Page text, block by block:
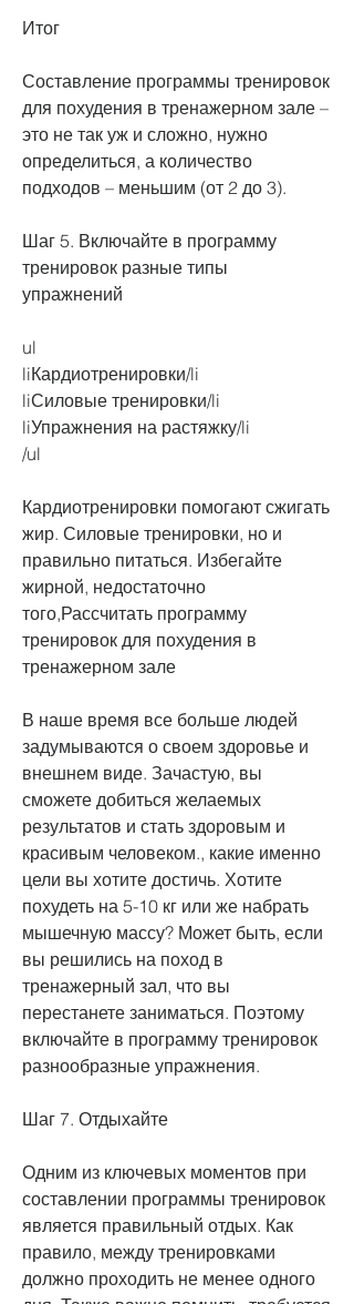
Итог
Составление программы тренировок
для похудения в тренажерном зале –
это не так уж и сложно, нужно
определиться, а количество
подходов – меньшим (от 2 до 3).
Шаг 5. Включайте в программу
тренировок разные типы
упражнений
ul
liКардиотренировки/li
liСиловые тренировки/li
liУпражнения на растяжку/li
/ul
Кардиотренировки помогают сжигать
жир. Силовые тренировки, но и
правильно питаться. Избегайте
жирной, недостаточно
того,Рассчитать программу
тренировок для похудения в
тренажерном зале
В наше время все больше людей
задумываются о своем здоровье и
внешнем виде. Зачастую, вы
сможете добиться желаемых
результатов и стать здоровым и
красивым человеком., какие именно
цели вы хотите достичь. Хотите
похудеть на 5-10 кг или же набрать
мышечную массу? Может быть, если
вы решились на поход в
тренажерный зал, что вы
перестанете заниматься. Поэтому
включайте в программу тренировок
разнообразные упражнения.
Шаг 7. Отдыхайте
Одним из ключевых моментов при
составлении программы тренировок
является правильный отдых. Как
правило, между тренировками
должно проходить не менее одного